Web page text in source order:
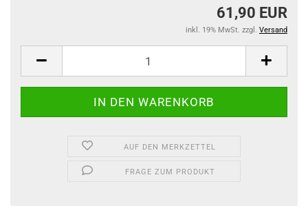
61,90 EUR
inkl. 19% MwSt. zzgl. Versand
AUF DEN MERKZETTEL
FRAGE ZUM PRODUKT